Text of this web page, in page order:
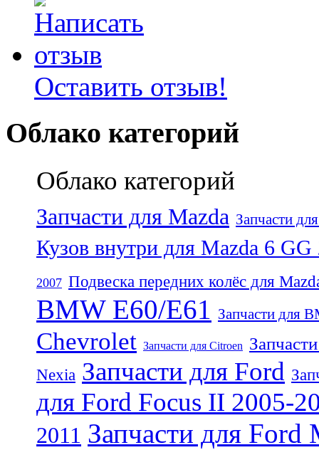
Оставить отзыв!
Облако категорий
Облако категорий
Запчасти для Mazda Запчасти
Кузов внутри для Mazda 6 GG
2007 Подвеска передних колёс для
BMW E60/E61 Запчасти для
Chevrolet Запчасти для Citroen
Nexia Запчасти для Ford
для Ford Focus II 2005-
2011 Запчасти для Ford